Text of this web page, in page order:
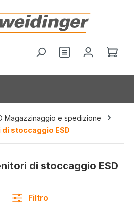
Hai 0 articoliIl
Magazzinaggio e spedizione
stoccaggio ESD
di stoccaggio ESD
Filtro